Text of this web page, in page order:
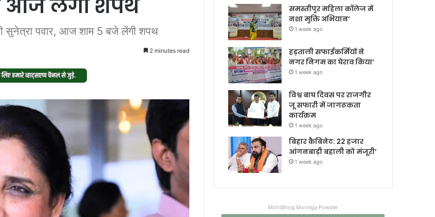
आज लेंगी शपथ
सुनेत्रा पवार, आज शाम 5 बजे लेंगी शपथ
2 minutes read
समस्तीपुर महिला कॉलेज में
नशा मुक्ति अभियान’
1 week ago
हड़ताली सफाईकर्मियों ने
नगर निगम का घेराव किया’
1 week ago
विश्व बाघ दिवस पर राजगीर
जू सफारी में जागरूकता
कार्यक्रम
1 week ago
बिहार कैबिनेट: 22 हजार
आंगनबाड़ी बहाली को मंजूरी’
1 week ago
MithiBhog Moringa Powder